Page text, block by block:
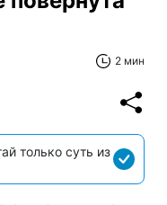
2 мин
только суть из